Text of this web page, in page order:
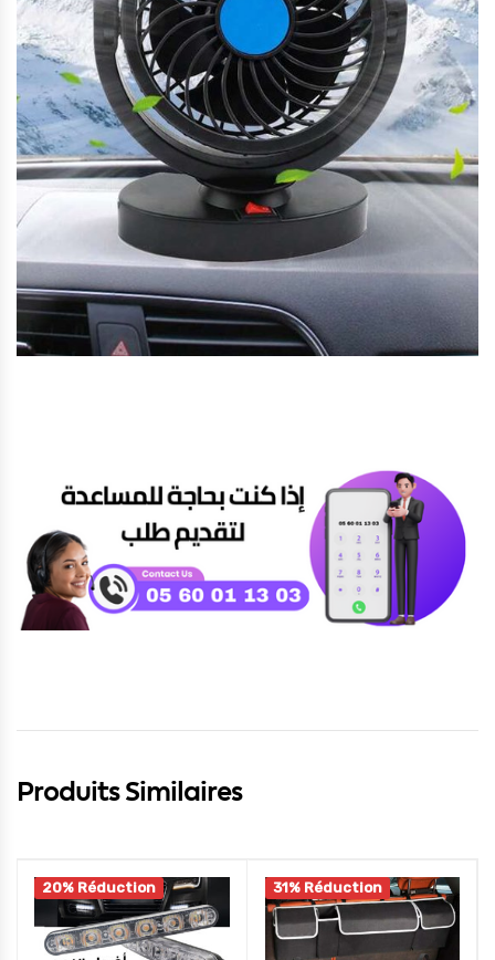
Produits Similaires
20% Réduction 31% Réduction